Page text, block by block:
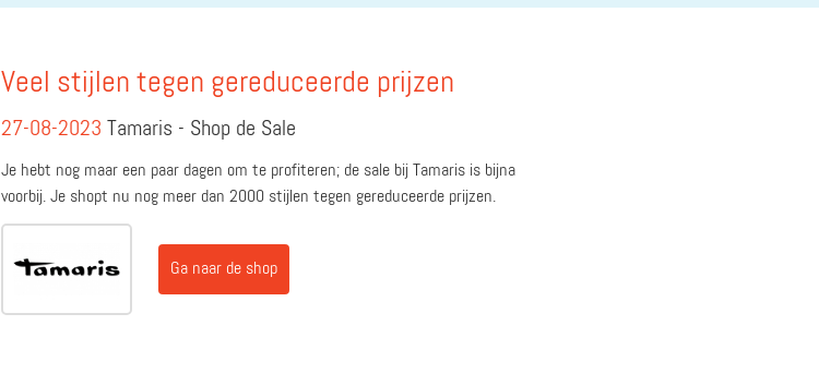
Veel stijlen tegen gereduceerde prijzen
27-08-2023 Tamaris - Shop de Sale
Je hebt nog maar een paar dagen om te profiteren; de sale bij Tamaris is bijna
voorbij. Je shopt nu nog meer dan 2000 stijlen tegen gereduceerde prijzen.
Ga naar de shop